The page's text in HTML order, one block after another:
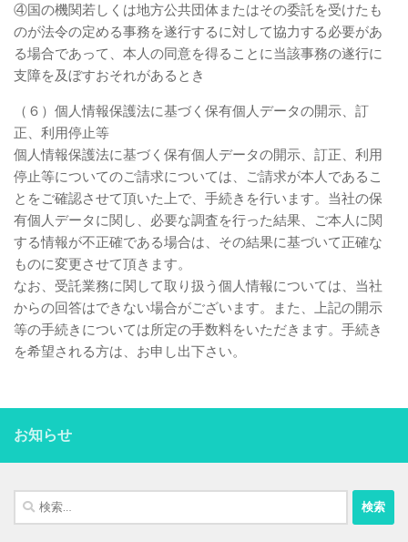
④国の機関若しくは地方公共団体またはその委託を受けたも
のが法令の定める事務を遂行するに対して協力する必要があ
る場合であって、本人の同意を得ることに当該事務の遂行に
支障を及ぼすおそれがあるとき
（６）個人情報保護法に基づく保有個人データの開示、訂
正、利用停止等
個人情報保護法に基づく保有個人データの開示、訂正、利用
停止等についてのご請求については、ご請求が本人であるこ
とをご確認させて頂いた上で、手続きを行います。当社の保
有個人データに関し、必要な調査を行った結果、ご本人に関
する情報が不正確である場合は、その結果に基づいて正確な
ものに変更させて頂きます。
なお、受託業務に関して取り扱う個人情報については、当社
からの回答はできない場合がございます。また、上記の開示
等の手続きについては所定の手数料をいただきます。手続き
を希望される方は、お申し出下さい。
お知らせ
検
索: